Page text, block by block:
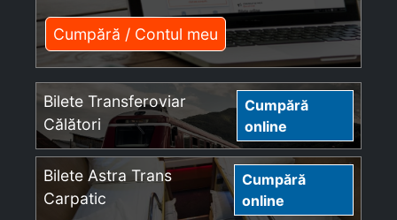
Cumpără / Contul meu
Bilete Transferoviar
Călători
Cumpără
online
Bilete Astra Trans
Carpatic
Cumpără
online